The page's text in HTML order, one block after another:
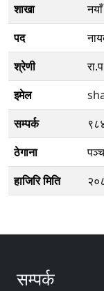
शाखा
पद
श्रेणी
इमेल
सम्पर्क
ठेगाना
हाजिरि मिति
सम्पर्क